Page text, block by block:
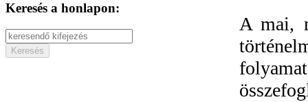
Keresés a honlapon:
A mai,